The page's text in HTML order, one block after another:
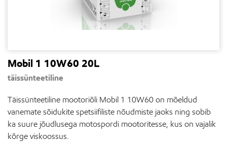
Mobil 1 10W60 20L
täissünteetiline
Täissünteetiline mootoriõli Mobil 1 10W60 on mõeldud
vanemate sõidukite spetsiifiliste nõudmiste jaoks ning sobib
ka suure jõudlusega motospordi mootoritesse, kus on vajalik
kõrge viskoossus.